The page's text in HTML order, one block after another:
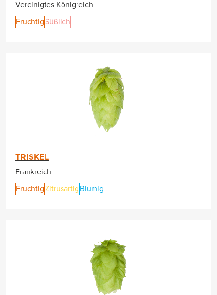
Vereinigtes Königreich
Fruchtig Süßlich
TRISKEL
Frankreich
FruchtigZitrusartig Blumig